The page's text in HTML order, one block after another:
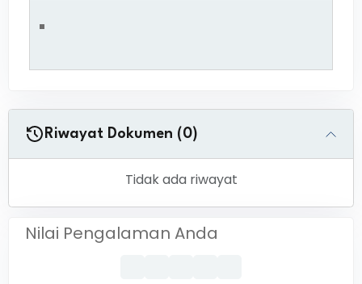
Riwayat Dokumen (0)
Tidak ada riwayat
Nilai Pengalaman Anda